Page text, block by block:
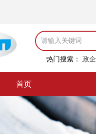
热门搜索： 政
首页